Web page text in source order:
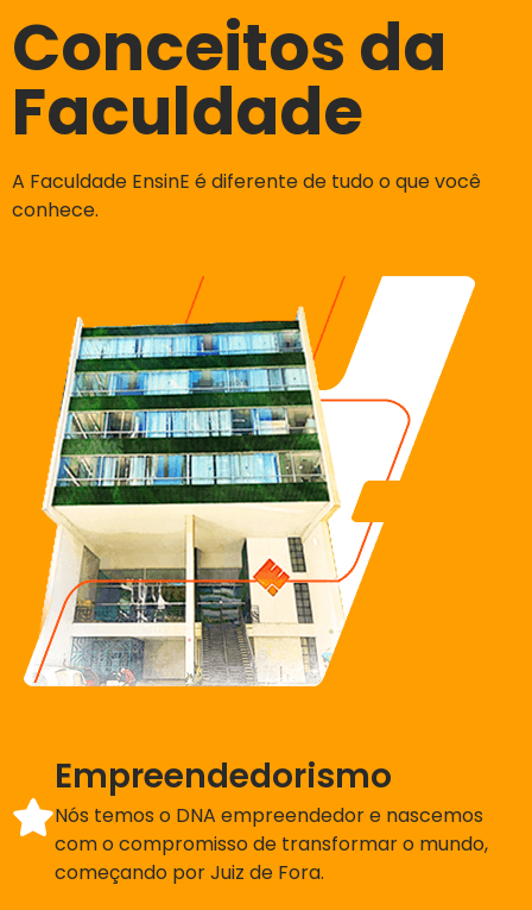
Conceitos da
Faculdade
A Faculdade EnsinE é diferente de tudo o que você
conhece.
Empreendedorismo
Nós temos o DNA empreendedor e nascemos
com o compromisso de transformar o mundo,
começando por Juiz de Fora.